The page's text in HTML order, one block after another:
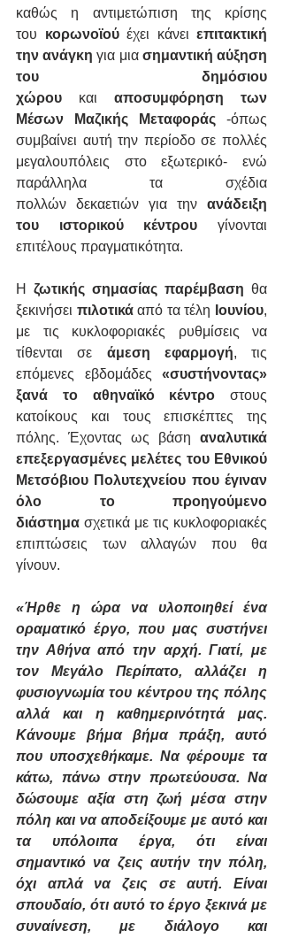
καθώς η αντιμετώπιση της κρίσης
του κορωνοϊού έχει κάνει επιτακτική
την ανάγκη για μια σημαντική αύξηση
του δημόσιου
χώρου και αποσυμφόρηση των
Μέσων Μαζικής Μεταφοράς -όπως
συμβαίνει αυτή την περίοδο σε πολλές
μεγαλουπόλεις στο εξωτερικό- ενώ
παράλληλα τα σχέδια
πολλών δεκαετιών για την ανάδειξη
του ιστορικού κέντρου γίνονται
επιτέλους πραγματικότητα.
Η ζωτικής σημασίας παρέμβαση θα
ξεκινήσει πιλοτικά από τα τέλη Ιουνίου,
με τις κυκλοφοριακές ρυθμίσεις να
τίθενται σε άμεση εφαρμογή, τις
επόμενες εβδομάδες «συστήνοντας»
ξανά το αθηναϊκό κέντρο στους
κατοίκους και τους επισκέπτες της
πόλης. Έχοντας ως βάση αναλυτικά
επεξεργασμένες μελέτες του Εθνικού
Μετσόβιου Πολυτεχνείου που έγιναν
όλο το προηγούμενο
διάστημα σχετικά με τις κυκλοφοριακές
επιπτώσεις των αλλαγών που θα
γίνουν.
«Ήρθε η ώρα να υλοποιηθεί ένα
οραματικό έργο, που μας συστήνει
την Αθήνα από την αρχή. Γιατί, με
τον Μεγάλο Περίπατο, αλλάζει η
φυσιογνωμία του κέντρου της πόλης
αλλά και η καθημερινότητά μας.
Κάνουμε βήμα βήμα πράξη, αυτό
που υποσχεθήκαμε. Να φέρουμε τα
κάτω, πάνω στην πρωτεύουσα. Να
δώσουμε αξία στη ζωή μέσα στην
πόλη και να αποδείξουμε με αυτό και
τα υπόλοιπα έργα, ότι είναι
σημαντικό να ζεις αυτήν την πόλη,
όχι απλά να ζεις σε αυτή. Είναι
σπουδαίο, ότι αυτό το έργο ξεκινά με
συναίνεση, με διάλογο και